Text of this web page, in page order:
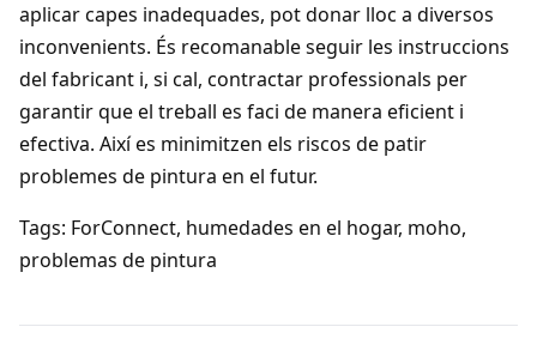
aplicar capes inadequades, pot donar lloc a diversos
inconvenients. És recomanable seguir les instruccions
del fabricant i, si cal, contractar professionals per
garantir que el treball es faci de manera eficient i
efectiva. Així es minimitzen els riscos de patir
problemes de pintura en el futur.
Tags: ForConnect, humedades en el hogar, moho,
problemas de pintura